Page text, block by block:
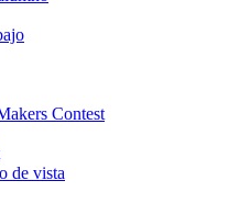
Contest
de vista